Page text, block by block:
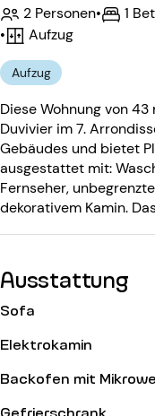
2 Personen• 1
•
Aufzug
Aufzug
Diese Wohnung von
Duvivier im 7.
Gebäudes und bietet
ausgestattet mit:
Fernseher,
dekorativem Kamin. Das Gebäude ist ausgestattet mit: einem
Ausstattung
Sofa
Elektrokamin
Backofen mit
Gefrierschrank